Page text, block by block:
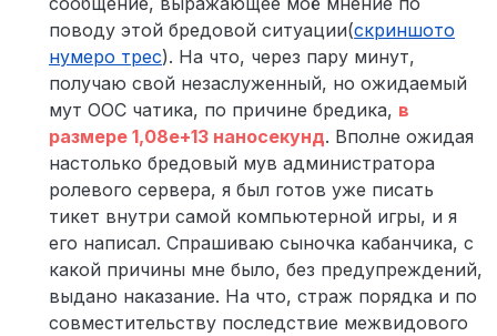
поводу этой бредовой ситуации(скриншото
нумеро трес). На что, через пару минут,
получаю свой незаслуженный, но ожидаемый
мут ООС чатика, по причине бредика, в
размере 1,08e+13 наносекунд. Вполне ожидая
настолько бредовый мув администратора
ролевого сервера, я был готов уже писать
тикет внутри самой компьютерной игры, и я
его написал. Спрашиваю сыночка кабанчика, с
какой причины мне было, без предупреждений,
выдано наказание. На что, страж порядка и по
совместительству последствие межвидового